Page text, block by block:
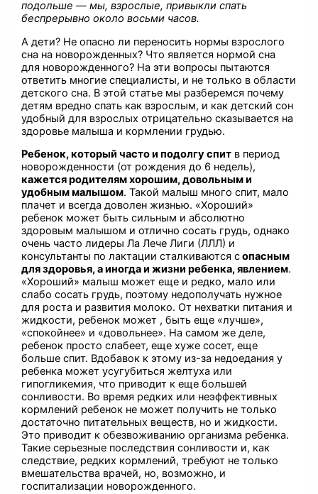
подольше — мы, взрослые, привыкли спать
беспрерывно около восьми часов.
А дети? Не опасно ли переносить нормы взрослого
сна на новорожденных? Что является нормой сна
для новорожденного? На эти вопросы пытаются
ответить многие специалисты, и не только в области
детского сна. В этой статье мы разберемся почему
детям вредно спать как взрослым, и как детский сон
удобный для взрослых отрицательно сказывается на
здоровье малыша и кормлении грудью.
Ребенок, который часто и подолгу спит в период
новорожденности (от рождения до 6 недель),
кажется родителям хорошим, довольным и
удобным малышом. Такой малыш много спит, мало
плачет и всегда доволен жизнью. «Хороший»
ребенок может быть сильным и абсолютно
здоровым малышом и отлично сосать грудь, однако
очень часто лидеры Ла Лече Лиги (ЛЛЛ) и
консультанты по лактации сталкиваются сопасным
для здоровья, а иногда и жизни ребенка, явлением.
«Хороший» малыш может еще и редко, мало или
слабо сосать грудь, поэтому недополучать нужное
для роста и развития молоко. От нехватки питания и
жидкости, ребенок может , быть еще «лучше»,
«спокойнее» и «довольнее». На самом же деле,
ребенок просто слабеет, еще хуже сосет, еще
больше спит. Вдобавок к этому из-за недоедания у
ребенка может усугубиться желтуха или
гипогликемия, что приводит к еще большей
сонливости. Во время редких или неэффективных
кормлений ребенок не может получить не только
достаточно питательных веществ, но и жидкости.
Это приводит к обезвоживанию организма ребенка.
Такие серьезные последствия сонливости и, как
следствие, редких кормлений, требуют не только
вмешательства врачей, но, возможно, и
госпитализации новорожденного.